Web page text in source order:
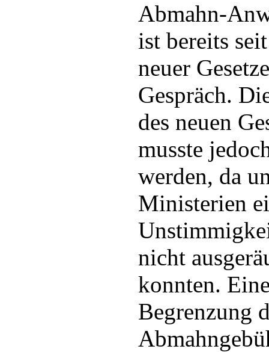
Abmahn-
ist bereits
neuer
Gespräch.
des neuen
musste
werden, da
Ministerien
nicht
konnten.
Begrenzung